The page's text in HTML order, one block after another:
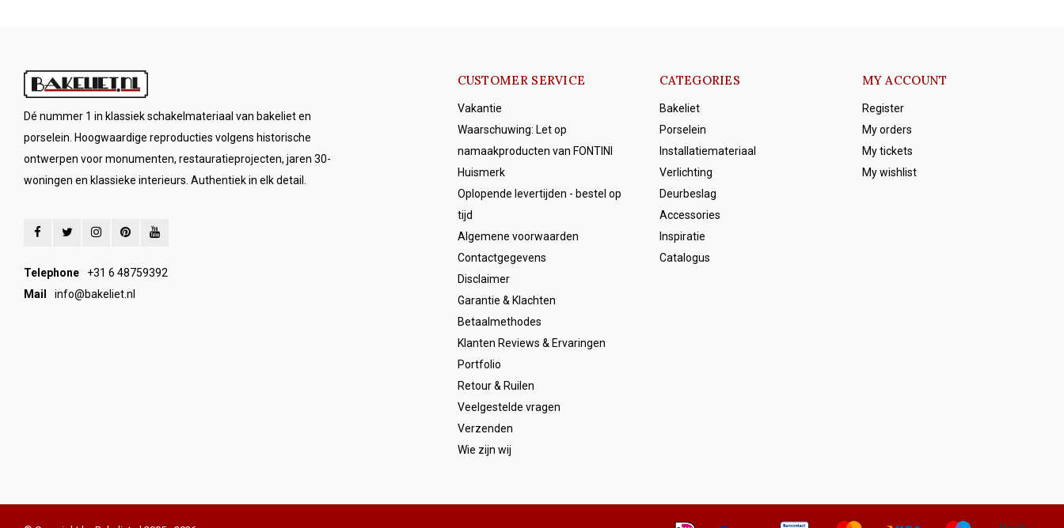
Dé nummer 1 in klassiek schakelmateriaal van bakeliet en
porselein. Hoogwaardige reproducties volgens historische
ontwerpen voor monumenten, restauratieprojecten, jaren 30-
woningen en klassieke interieurs. Authentiek in elk detail.
Telephone
+31 6 48759392
Mail
info@bakeliet.nl
CUSTOMER SERVICE
Vakantie
Waarschuwing: Let op
namaakproducten van FONTINI
Huismerk
Oplopende levertijden - bestel op
tijd
Algemene voorwaarden
Contactgegevens
Disclaimer
Garantie & Klachten
Betaalmethodes
Klanten Reviews & Ervaringen
Portfolio
Retour & Ruilen
Veelgestelde vragen
Verzenden
Wie zijn wij
CATEGORIES
Bakeliet
Porselein
Installatiemateriaal
Verlichting
Deurbeslag
Accessories
Inspiratie
Catalogus
MY ACCOUNT
Register
My orders
My tickets
My wishlist